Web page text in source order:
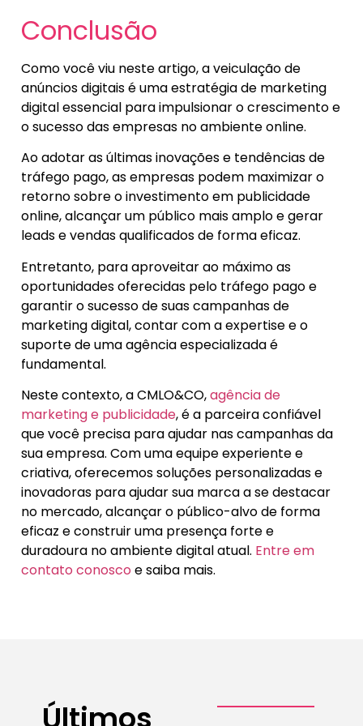
Conclusão
Como você viu neste artigo, a veiculação de
anúncios digitais é uma estratégia de marketing
digital essencial para impulsionar o crescimento e
o sucesso das empresas no ambiente online.
Ao adotar as últimas inovações e tendências de
tráfego pago, as empresas podem maximizar o
retorno sobre o investimento em publicidade
online, alcançar um público mais amplo e gerar
leads e vendas qualificados de forma eficaz.
Entretanto, para aproveitar ao máximo as
oportunidades oferecidas pelo tráfego pago e
garantir o sucesso de suas campanhas de
marketing digital, contar com a expertise e o
suporte de uma agência especializada é
fundamental.
Neste contexto, a CMLO&CO,agência de
marketing e publicidade, é a parceira confiável
que você precisa para ajudar nas campanhas da
sua empresa. Com uma equipe experiente e
criativa, oferecemos soluções personalizadas e
inovadoras para ajudar sua marca a se destacar
no mercado, alcançar o público-alvo de forma
eficaz e construir uma presença forte e
duradoura no ambiente digital atual. Entre em
contato conosco e saiba mais.
Últimos